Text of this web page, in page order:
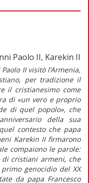
Paolo II, Karekin II
II visitò l’Armenia,
per tradizione il
il cristianesimo come
di «un vero e proprio
di quel popolo», che
della sua
contesto che papa
Karekin II firmarono
compaiono le parole:
cristiani armeni, che
genocidio del XX
da papa Francesco